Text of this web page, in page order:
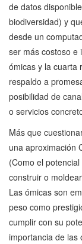
de datos
biodiversidad) y
desde un
ser más costoso e
ómicas y la cuarta
respaldo a
posibilidad de
o servicios
Más que
una aproximación
(Como el
construir o
Las ómicas son
peso como
cumplir con su
importancia de las